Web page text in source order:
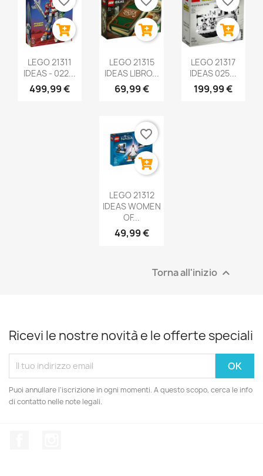
LEGO 21311
IDEAS - 022...
499,99 €
LEGO 21315
IDEAS LIBRO...
69,99 €
LEGO 21317
IDEAS 025...
199,99 €
LEGO 21312
IDEAS WOMEN
OF...
49,99 €
favorite_border
Torna all'inizio 
Ricevi le nostre novità e le offerte speciali
Puoi annullare l'iscrizione in ogni momenti. A questo scopo, cerca le info
di contatto nelle note legali.